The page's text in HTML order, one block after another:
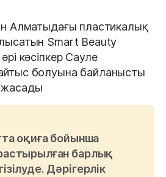
Алматыдағы пластикалық
Smart Beauty
кәсіпкер Сауле
болуына байланысты
жасады
оқиға бойынша
барлық
Дәрігерлік